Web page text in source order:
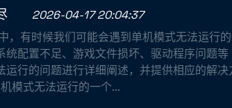
2026-04-17 20:04:37
，有时候我们可能会遇到单机模式无法运行
配置不足、游戏文件损坏、驱动程序问题等
行的问题进行详细阐述，并提供相应的解决
模式无法运行的一个...